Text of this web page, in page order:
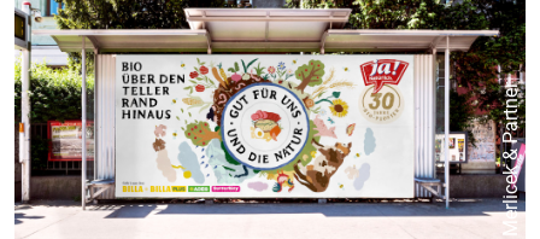
Merlicek & Partner